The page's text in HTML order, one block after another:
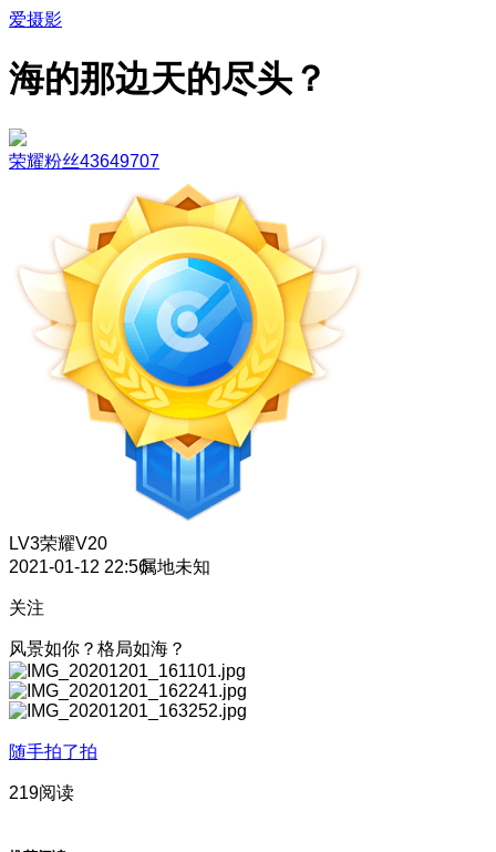
爱摄影
海的那边天的尽头？
荣耀粉丝43649707
LV3荣耀V20
2021-01-12 22:56属地未知
关注
风景如你？格局如海？
随手拍了拍
219阅读